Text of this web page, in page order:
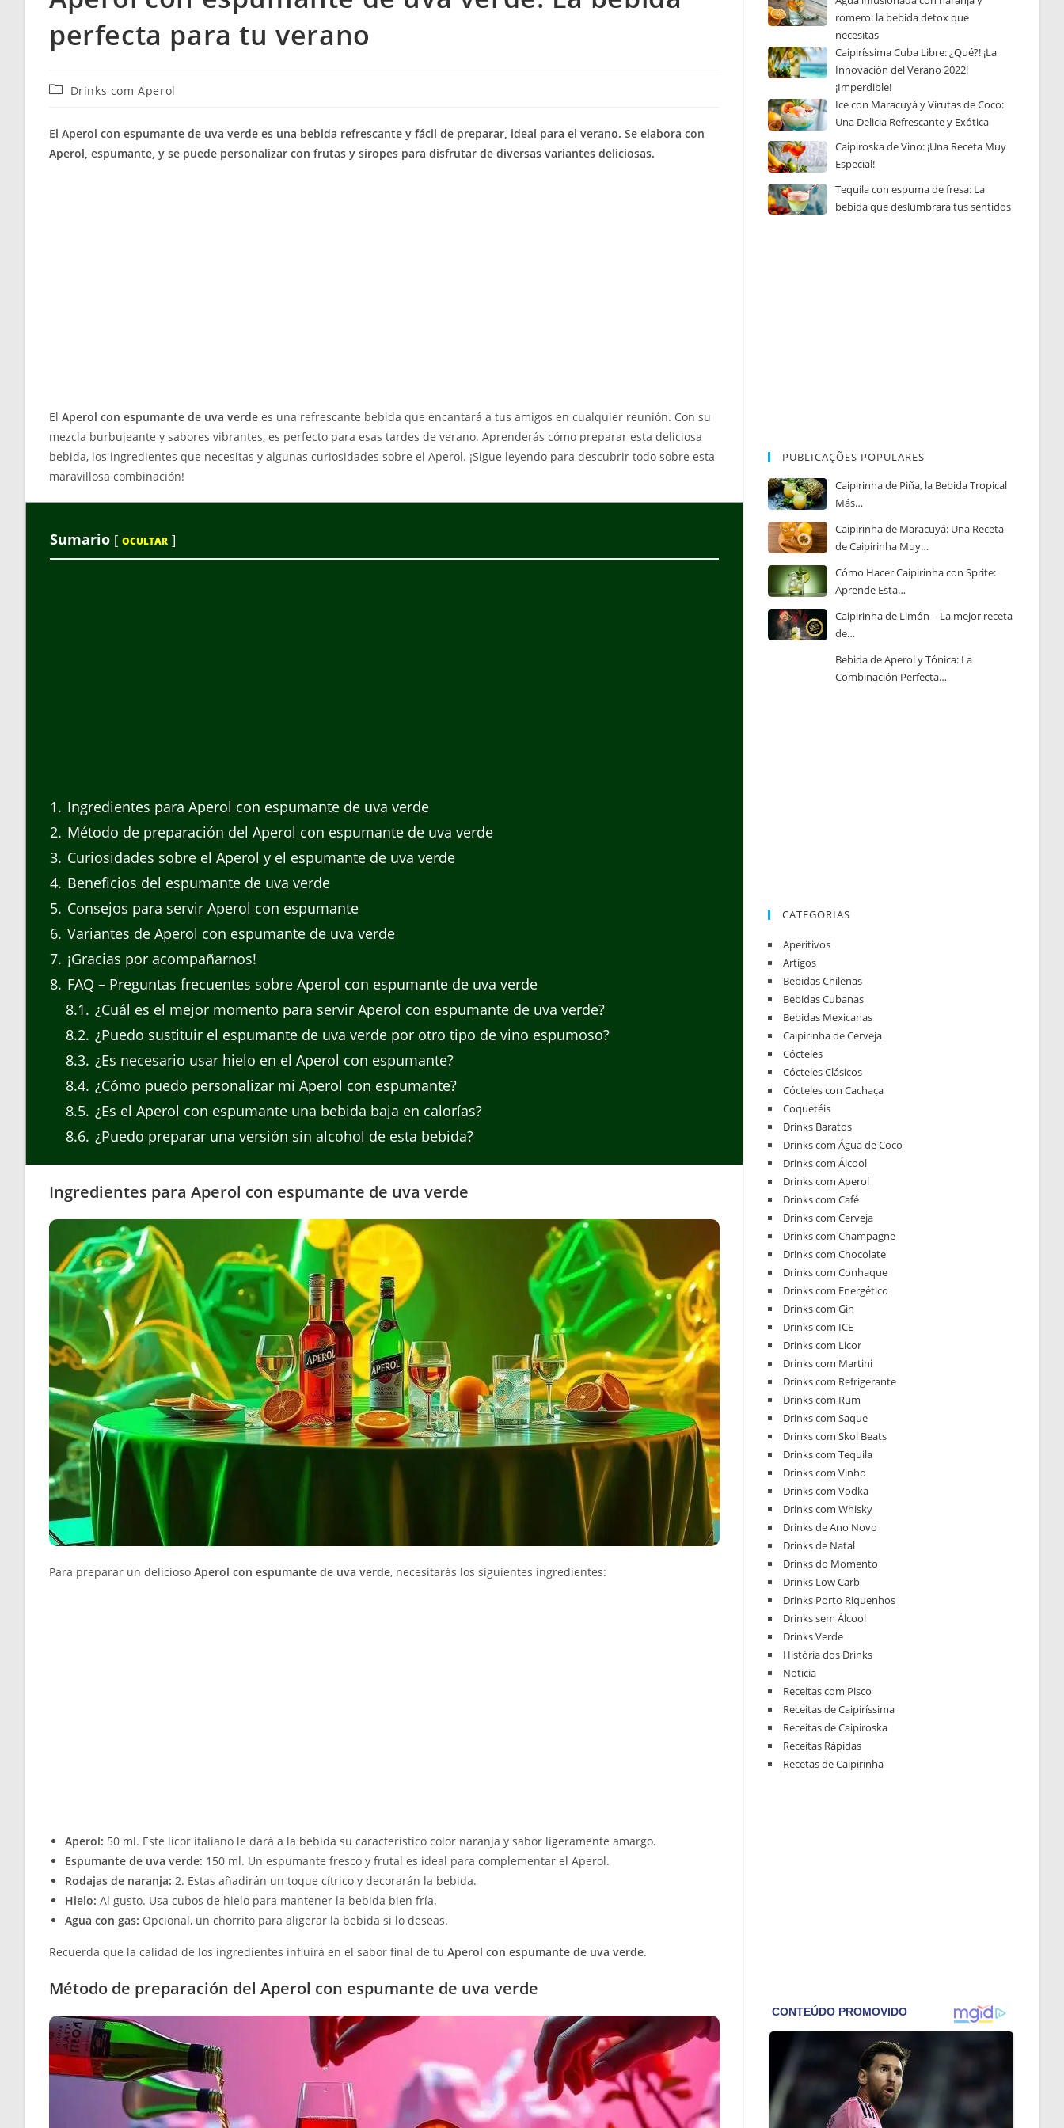
perfecta para tu verano
Categoría
entrada:
Drinks com Aperol
El Aperol con espumante de uva verde es una bebida refrescante y fácil de preparar, ideal para el verano. Se elabora con
Aperol, espumante, y se puede personalizar con frutas y siropes para disfrutar de diversas variantes deliciosas.
El Aperol con espumante de uva verde es una refrescante bebida que encantará a tus amigos en cualquier reunión. Con su
mezcla burbujeante y sabores vibrantes, es perfecto para esas tardes de verano. Aprenderás cómo preparar esta deliciosa
bebida, los ingredientes que necesitas y algunas curiosidades sobre el Aperol. ¡Sigue leyendo para descubrir todo sobre esta
maravillosa combinación!
Sumario [ OCULTAR ]
1
Ingredientes para Aperol con espumante de uva verde
2 Método de preparación del Aperol con espumante de uva verde
3 Curiosidades sobre el Aperol y el espumante de uva verde
4 Beneficios del espumante de uva verde
5 Consejos para servir Aperol con espumante
6 Variantes de Aperol con espumante de uva verde
7 ¡Gracias por acompañarnos!
8 FAQ – Preguntas frecuentes sobre Aperol con espumante de uva verde
8.1
¿Cuál es el mejor momento para servir Aperol con espumante de uva verde?
8.2 ¿Puedo sustituir el espumante de uva verde por otro tipo de vino espumoso?
8.3 ¿Es necesario usar hielo en el Aperol con espumante?
8.4 ¿Cómo puedo personalizar mi Aperol con espumante?
8.5 ¿Es el Aperol con espumante una bebida baja en calorías?
8.6 ¿Puedo preparar una versión sin alcohol de esta bebida?
Ingredientes para Aperol con espumante de uva verde
Para preparar un delicioso Aperol con espumante de uva verde, necesitarás los siguientes ingredientes:
Aperol: 50 ml. Este licor italiano le dará a la bebida su característico color naranja y sabor ligeramente amargo.
Espumante de uva verde: 150 ml. Un espumante fresco y frutal es ideal para complementar el Aperol.
Rodajas de naranja: 2. Estas añadirán un toque cítrico y decorarán la bebida.
Hielo: Al gusto. Usa cubos de hielo para mantener la bebida bien fría.
Agua con gas: Opcional, un chorrito para aligerar la bebida si lo deseas.
Recuerda que la calidad de los ingredientes influirá en el sabor final de tu Aperol con espumante de uva verde.
Método de preparación del Aperol con espumante de uva verde
romero: la bebida detox que
necesitas
Caipiríssima Cuba Libre: ¿Qué?! ¡La
Innovación del Verano 2022!
¡Imperdible!
Ice con Maracuyá y Virutas de Coco:
Una Delicia Refrescante y Exótica
Caipiroska de Vino: ¡Una Receta Muy
Especial!
Tequila con espuma de fresa: La
bebida que deslumbrará tus sentidos
PUBLICAÇÕES POPULARES
Caipirinha de Piña, la Bebida Tropical
Más…
Caipirinha de Maracuyá: Una Receta
de Caipirinha Muy…
Cómo Hacer Caipirinha con Sprite:
Aprende Esta…
Caipirinha de Limón – La mejor receta
de…
Bebida de Aperol y Tónica: La
Combinación Perfecta…
CATEGORIAS
Aperitivos
Artigos
Bebidas Chilenas
Bebidas Cubanas
Bebidas Mexicanas
Caipirinha de Cerveja
Cócteles
Cócteles Clásicos
Cócteles con Cachaça
Coquetéis
Drinks Baratos
Drinks com Água de Coco
Drinks com Álcool
Drinks com Aperol
Drinks com Café
Drinks com Cerveja
Drinks com Champagne
Drinks com Chocolate
Drinks com Conhaque
Drinks com Energético
Drinks com Gin
Drinks com ICE
Drinks com Licor
Drinks com Martini
Drinks com Refrigerante
Drinks com Rum
Drinks com Saque
Drinks com Skol Beats
Drinks com Tequila
Drinks com Vinho
Drinks com Vodka
Drinks com Whisky
Drinks de Ano Novo
Drinks de Natal
Drinks do Momento
Drinks Low Carb
Drinks Porto Riquenhos
Drinks sem Álcool
Drinks Verde
História dos Drinks
Noticia
Receitas com Pisco
Receitas de Caipiríssima
Receitas de Caipiroska
Receitas Rápidas
Recetas de Caipirinha